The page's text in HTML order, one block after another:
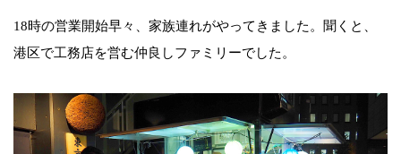
18時の営業開始早々、家族連れがやってきました。聞くと、
港区で工務店を営む仲良しファミリーでした。